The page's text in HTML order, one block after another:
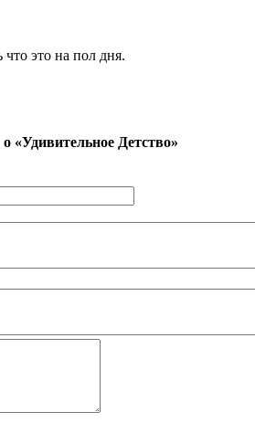
это на пол дня.
«Удивительное Детство»